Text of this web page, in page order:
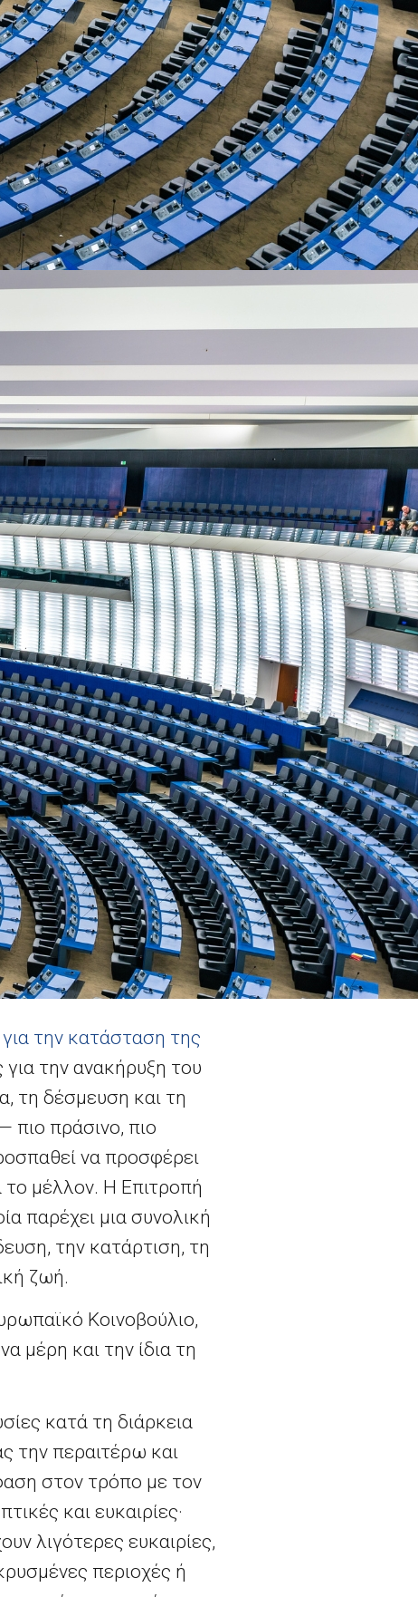
για την κατάσταση της
την ανακήρυξη του
τη δέσμευση και τη
πιο πράσινο, πιο
να προσφέρει
το μέλλον. Η Επιτροπή
παρέχει μια συνολική
την κατάρτιση, τη
ζωή.
Κοινοβούλιο,
μέρη και την ίδια τη
κατά τη διάρκεια
την περαιτέρω και
στον τρόπο με τον
και ευκαιρίες·
λιγότερες ευκαιρίες,
περιοχές ή